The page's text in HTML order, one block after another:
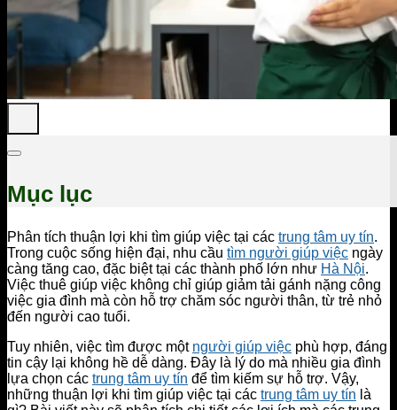
Mục lục
Phân tích thuận lợi khi tìm giúp việc tại các trung tâm uy tín.
Trong cuộc sống hiện đại, nhu cầu tìm người giúp việc ngày
càng tăng cao, đặc biệt tại các thành phố lớn như Hà Nội.
Việc thuê giúp việc không chỉ giúp giảm tải gánh nặng công
việc gia đình mà còn hỗ trợ chăm sóc người thân, từ trẻ nhỏ
đến người cao tuổi.
Tuy nhiên, việc tìm được một người giúp việc phù hợp, đáng
tin cậy lại không hề dễ dàng. Đây là lý do mà nhiều gia đình
lựa chọn các trung tâm uy tín để tìm kiếm sự hỗ trợ. Vậy,
những thuận lợi khi tìm giúp việc tại các trung tâm uy tín là